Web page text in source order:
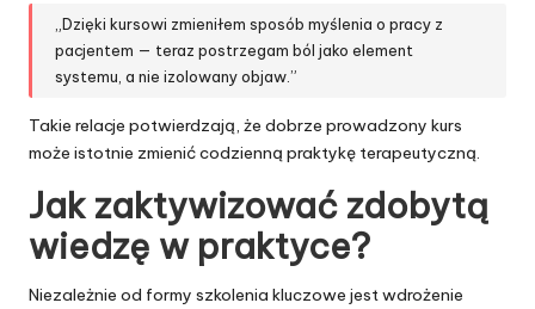
„Dzięki kursowi zmieniłem sposób myślenia o pracy z
pacjentem — teraz postrzegam ból jako element
systemu, a nie izolowany objaw.”
Takie relacje potwierdzają, że dobrze prowadzony kurs
może istotnie zmienić codzienną praktykę terapeutyczną.
Jak zaktywizować zdobytą
wiedzę w praktyce?
Niezależnie od formy szkolenia kluczowe jest wdrożenie